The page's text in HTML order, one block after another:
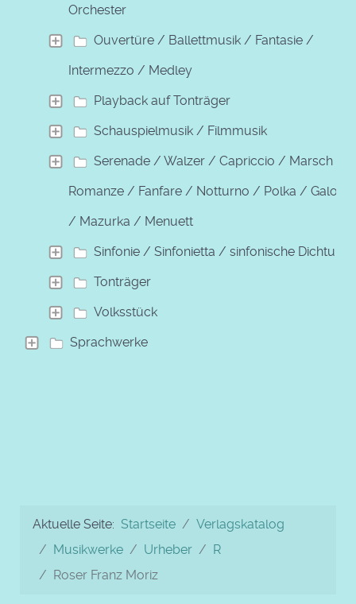
Orchester
Ouvertüre / Ballettmusik / Fantasie /
Intermezzo / Medley
Playback auf Tonträger
Schauspielmusik / Filmmusik
Serenade / Walzer / Capriccio / Marsch /
Romanze / Fanfare / Notturno / Polka / Galopp
/ Mazurka / Menuett
Sinfonie / Sinfonietta / sinfonische Dichtung
Tonträger
Volksstück
Sprachwerke
Aktuelle Seite: Startseite
Verlagskatalog
Musikwerke
Urheber
R
Roser Franz Moriz